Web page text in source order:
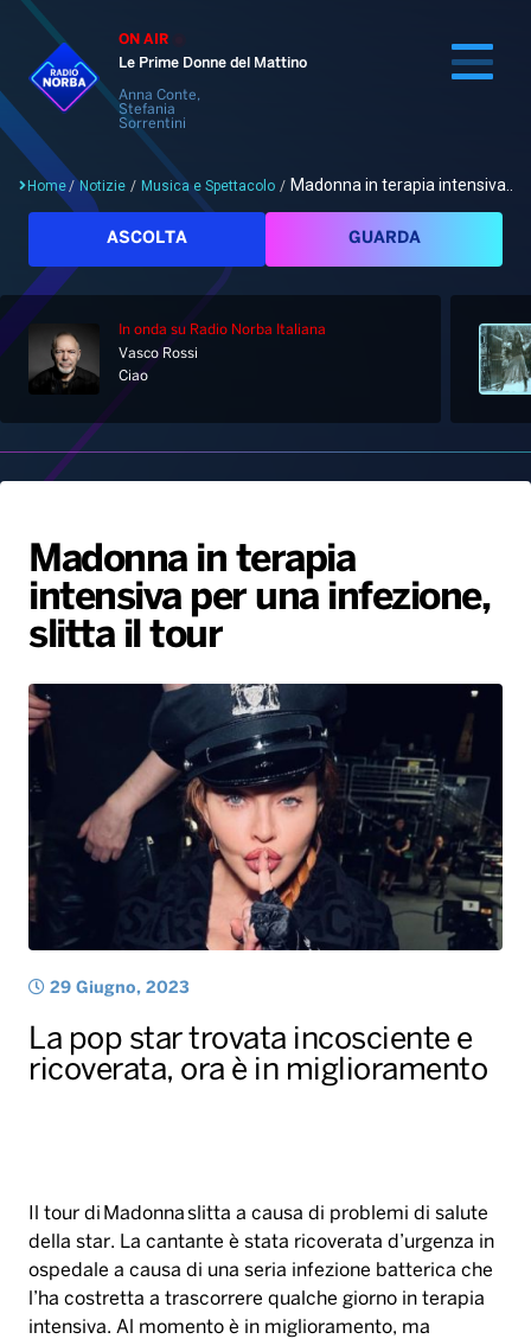
ON AIR
Le Prime Donne del Mattino
Anna Conte,
Stefania
Sorrentini
Cerca
Home
Palinsesto
Hit Dance
Giochi&Concorsi
PALATOUR
Notizie
Locali
Musica e Spettacolo
Sport
Radio Norba Consiglia
Leggerissime
Playlist
Generale
Novità
Notiziario
Interviste
Oroscopo
Speciale Astrabilia 2026
Gallery
Radio Norba News TV
Voce al Bari
Battiti Live 2026
Gallery
Home/ Notizie / Musica e Spettacolo / Madonna in terapia intensiva...
ASCOLTA GUARDA
In onda su Radio Norba Italiana
Vasco Rossi
Ciao
Madonna in terapia
intensiva per una infezione,
slitta il tour
29 Giugno, 2023
La pop star trovata incosciente e
ricoverata, ora è in miglioramento
Il tour di Madonna slitta a causa di problemi di salute
della star. La cantante è stata ricoverata d’urgenza in
ospedale a causa di una seria infezione batterica che
l’ha costretta a trascorrere qualche giorno in terapia
intensiva. Al momento è in miglioramento, ma